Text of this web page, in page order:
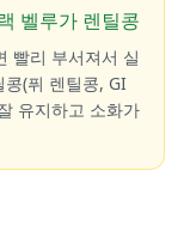
벨루가 렌틸콩
빨리 부서져서 실
(퓌 렌틸콩, GI
유지하고 소화가